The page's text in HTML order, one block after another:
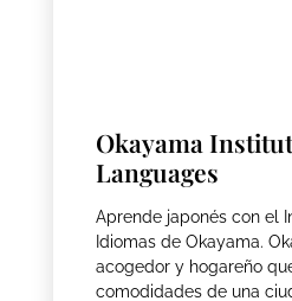
Okayama
Languages
Aprende japonés con el
Idiomas de Okayama.
acogedor y hogareño
comodidades de una